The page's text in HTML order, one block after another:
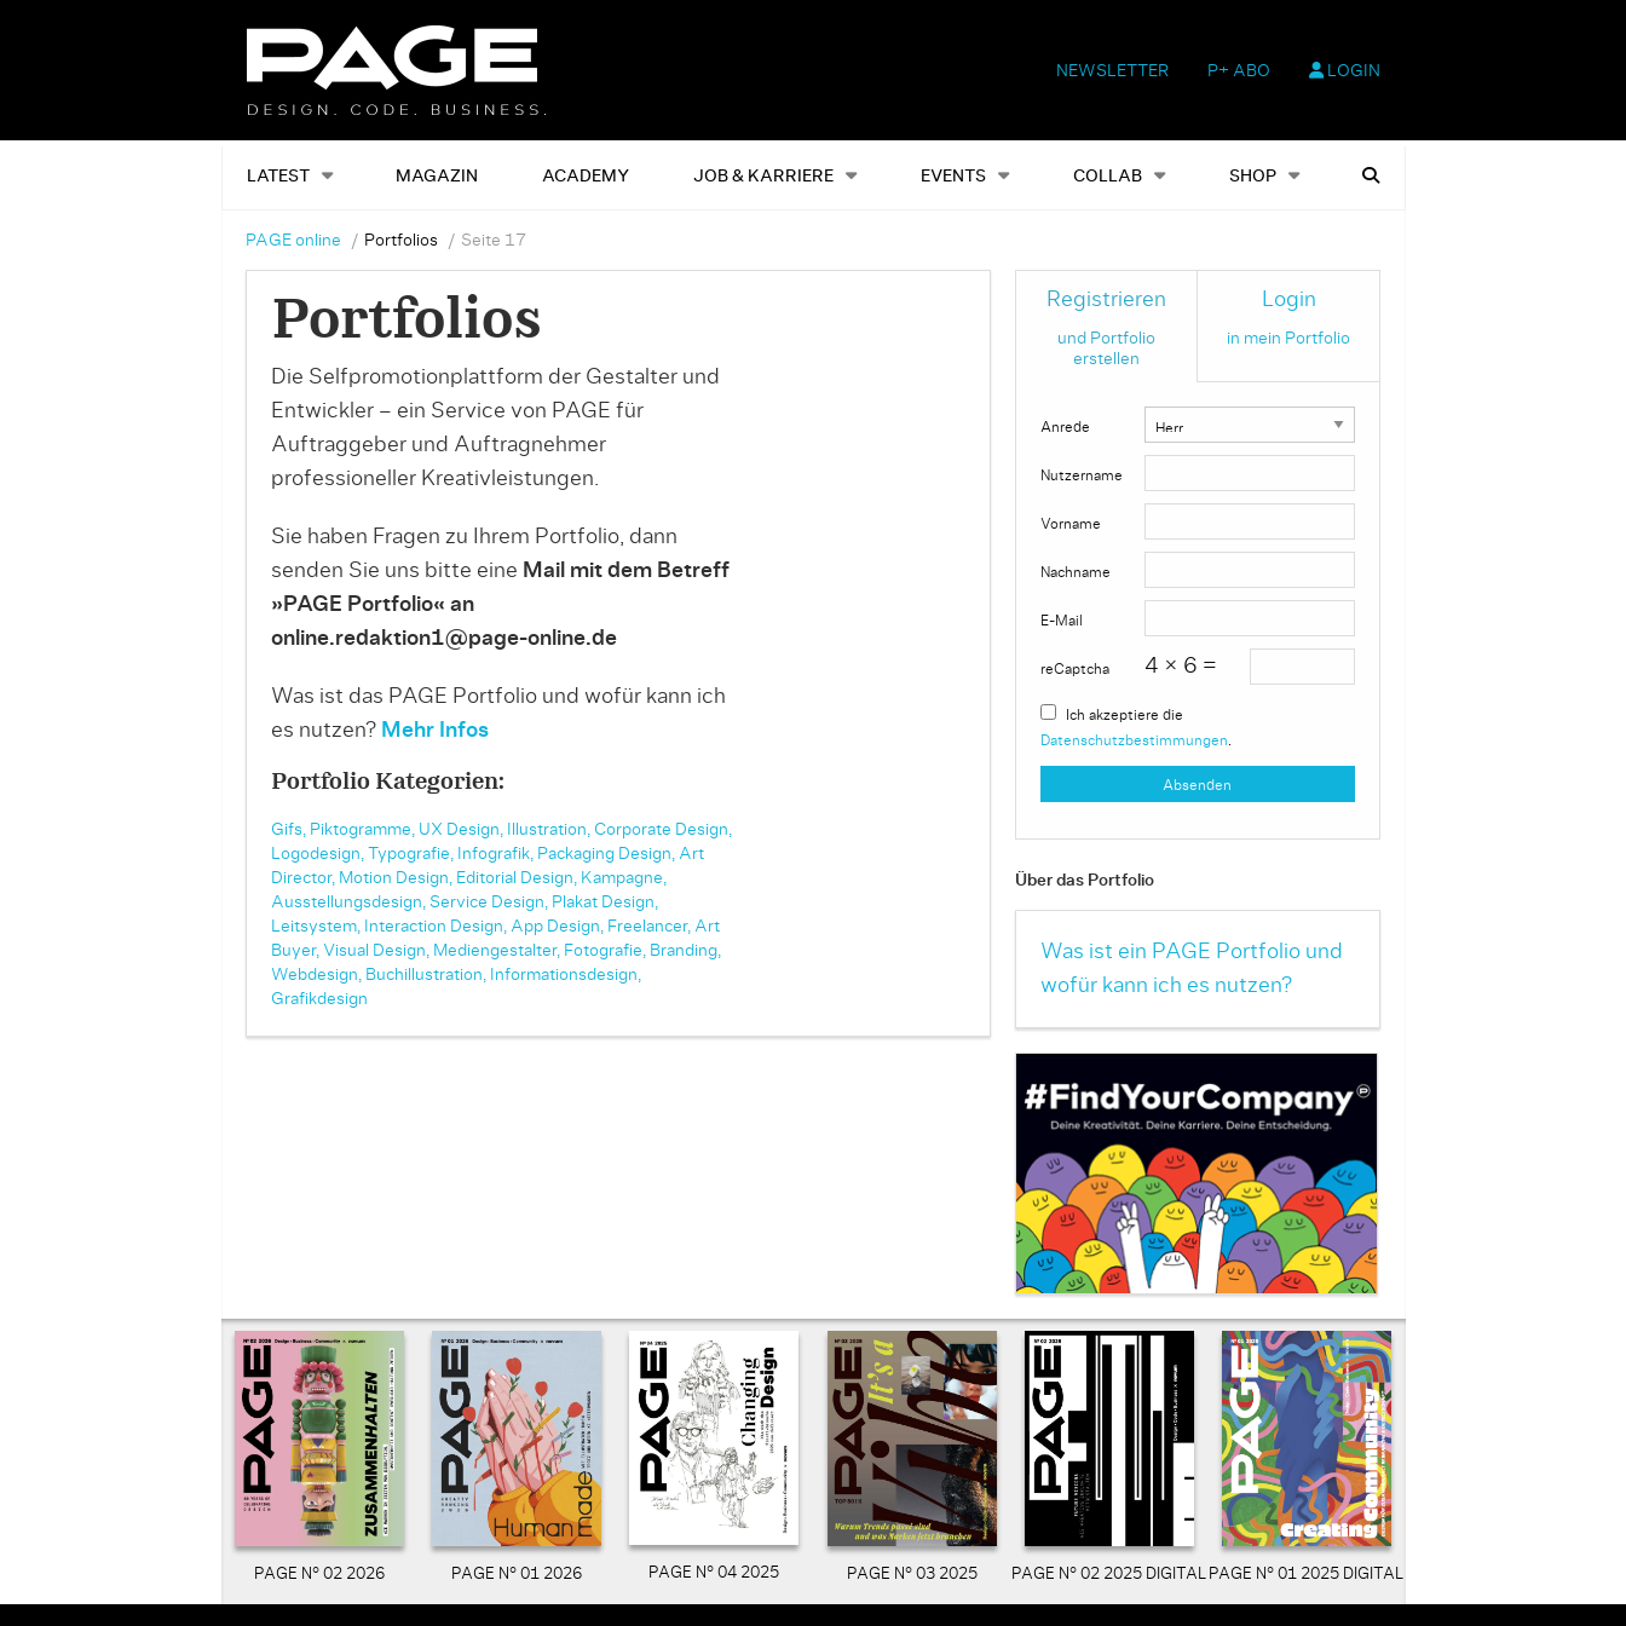
NEWSLETTER P+ ABO LOGIN
LATEST MAGAZIN ACADEMY JOB & KARRIERE EVENTS COLLAB SHOP
Alles Events Shop Heftausgaben Suchen
PAGE online Portfolios Seite 17
Portfolios
Die Selfpromotionplattform der Gestalter und
Entwickler – ein Service von PAGE für
Auftraggeber und Auftragnehmer
professioneller Kreativleistungen.
Sie haben Fragen zu Ihrem Portfolio, dann
senden Sie uns bitte eine Mail mit dem Betreff
»PAGE Portfolio« an
online.redaktion1@page-online.de
Was ist das PAGE Portfolio und wofür kann ich
es nutzen? Mehr Infos
Portfolio Kategorien:
Gifs, Piktogramme, UX Design, Illustration, Corporate Design,
Logodesign,
Typografie, Infografik, Packaging Design, Art
Director, Motion Design, Editorial Design, Kampagne,
Ausstellungsdesign, Service Design, Plakat Design,
Leitsystem,
Interaction Design, App Design, Freelancer, Art
Buyer, Visual Design, Mediengestalter, Fotografie, Branding,
Webdesign, Buchillustration,
Informationsdesign,
Grafikdesign
Registrieren
und Portfolio
erstellen
Login
in mein Portfolio
Anrede
Nutzername
Vorname
Nachname
E-Mail
reCaptcha 4 × 6 =
Ich akzeptiere die
Datenschutzbestimmungen
Über das Portfolio
Was ist ein PAGE Portfolio und
wofür kann ich es nutzen?
PAGE N° 02 2026 PAGE N° 01 2026 PAGE N° 04 2025 PAGE N° 03 2025 PAGE N° 02 2025 DIGITAL PAGE N° 01 2025 DIGITAL